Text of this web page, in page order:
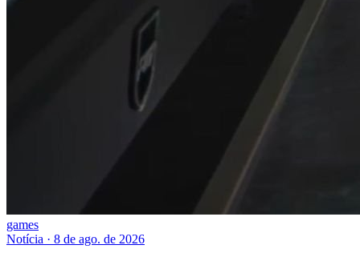
games
Notícia · 8 de ago. de 2026